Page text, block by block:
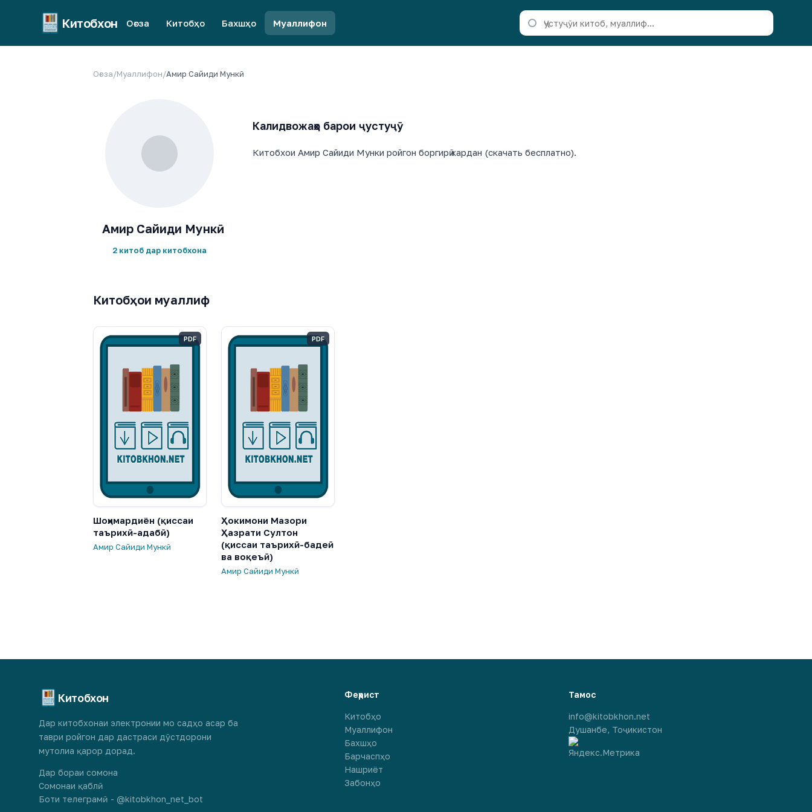
Китобхон Оғоза Китобҳо Бахшҳо Муаллифон
Оғоза/Муаллифон/Амир Сайиди Мункӣ
Амир Сайиди Мункӣ
2 китоб дар китобхона
Калидвожаҳо барои ҷустуҷӯ
Китобхои Амир Сайиди Мунки ройгон боргирӣ кардан (скачать бесплатно).
Китобҳои муаллиф
PDF
Шоҳимардиён (қиссаи
таърихӣ-адабӣ)
Амир Сайиди Мункӣ
PDF
Ҳокимони Мазори
Ҳазрати Султон
(қиссаи таърихӣ-бадеӣ
ва воқеъӣ)
Амир Сайиди Мункӣ
Китобхон
Дар китобхонаи электронии мо садҳо асар ба
таври ройгон дар дастраси дӯстдорони
мутолиа қарор дорад.
Дар бораи сомона
Сомонаи қаблӣ
Боти телеграмӣ - @kitobkhon_net_bot
Феҳрист
Китобҳо
Муаллифон
Бахшҳо
Барчаспҳо
Нашриёт
Забонҳо
Тамос
info@kitobkhon.net
Душанбе, Тоҷикистон